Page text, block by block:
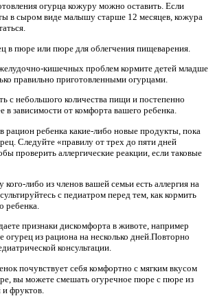
огурца кожуру можно оставить. Если
в сыром виде малышу старше 12 месяцев, кожура
в пюре или пюре для облегчения пищеварения.
кишечных проблем кормите детей младше
правильно приготовленными огурцами.
с небольшого количества пищи и постепенно
в зависимости от комфорта вашего ребенка.
рацион ребенка какие-либо новые продукты, пока
Следуйте «правилу от трех до пяти дней
проверить аллергические реакции, если таковые
кого-либо из членов вашей семьи есть аллергия на
с педиатром перед тем, как кормить
ребенка.
признаки дискомфорта в животе, например
огурец из рациона на несколько дней.Повторно
консультации.
почувствует себя комфортно с мягким вкусом
вы можете смешать огуречное пюре с пюре из
фруктов.